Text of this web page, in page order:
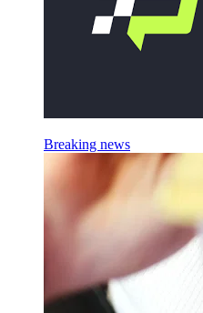
Breaking news